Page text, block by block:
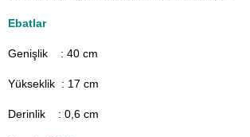
Ebatlar
Genişlik : 40 cm
Yükseklik : 17 cm
Derinlik : 0,6 cm